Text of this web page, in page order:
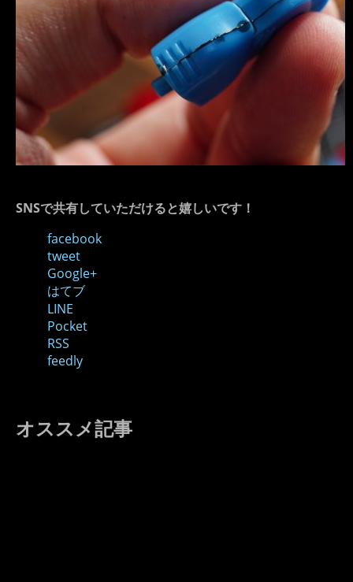
SNSで共有していただけると嬉しいです！
facebook
tweet
Google+
はてブ
LINE
Pocket
RSS
feedly
オススメ記事